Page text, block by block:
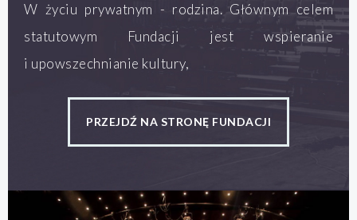
W życiu prywatnym - rodzina. Głównym celem
statutowym Fundacji jest wspieranie
i upowszechnianie kultury,
PRZEJDŹ NA STRONĘ FUNDACJI